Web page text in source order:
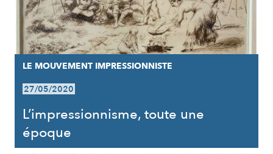
LE MOUVEMENT IMPRESSIONNISTE
27/05/2020
L’impressionnisme, toute une
époque